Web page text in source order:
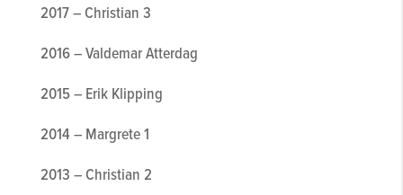
2017 – Christian 3
2016 – Valdemar Atterdag
2015 – Erik Klipping
2014 – Margrete 1
2013 – Christian 2